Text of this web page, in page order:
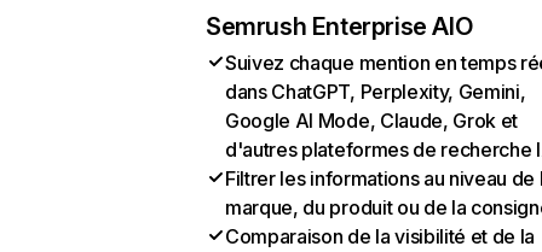
Semrush Enterprise AIO
Suivez chaque mention en temps
dans ChatGPT, Perplexity, Gemini,
Google AI Mode, Claude, Grok et
d'autres plateformes de recherche
Filtrer les informations au niveau de
marque, du produit ou de la
Comparaison de la visibilité et de la